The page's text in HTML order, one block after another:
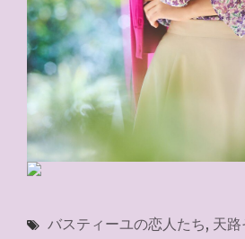
バスティーユの恋人たち, 天路